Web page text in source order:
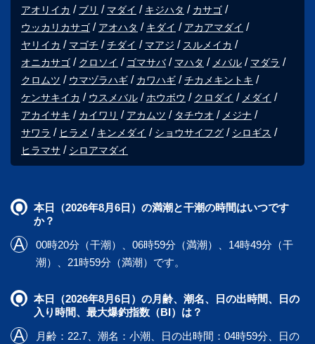
アオリイカ ブリ マダイ キジハタ
カサゴ
ウッカリカサゴ
アオハタ キダイ
アカアマダイ
ヤリイカ
マゴチ チダイ マアジ
スルメイカ
オニカサゴ
クロソイ ゴマサバ マハタ メバル
マダラ
クロムツ
ウマヅラハギ カワハギ
チカメキントキ
ケンサキイカ
ウスメバル ホウボウ クロダイ
メダイ
アカイサキ
カイワリ アカムツ タチウオ
メジナ
サワラ
ヒラメ キンメダイ ショウサイフグ
シロギス
ヒラマサ
シロアマダイ
本日（2026年8月6日）の満潮と干潮の時間はいつです
か？
00時20分（干潮）、06時59分（満潮）、14時49分（干
潮）、21時59分（満潮）です。
本日（2026年8月6日）の月齢、潮名、日の出時間、日の
入り時間、最大爆釣指数（BI）は？
月齢：22.7、潮名：小潮、日の出時間：04時59分、日の